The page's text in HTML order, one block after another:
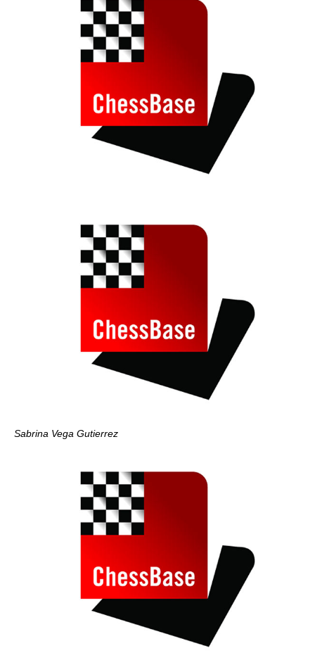
Sabrina Vega Gutierrez